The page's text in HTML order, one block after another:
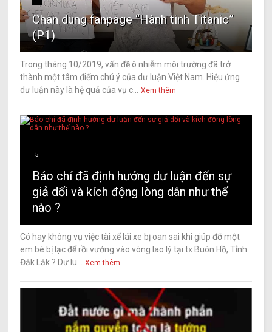
Chân dung fanpage “Hành tinh Titanic”
(P1)
Trong tháng 10/2019, vấn đề ô nhiễm môi trường đã trở
thành một tâm điểm chú ý của dư luận Việt Nam. Hiệu ứng
dư luận này là hệ quả của vụ c...
Xem thêm
5
Báo chí đã định hướng dư luận đến sự
giả dối và kích động lòng dân như thế
nào ?
Có hay không vụ việc tài xế lái xe bị oan sai khi giúp đỡ một
em bé bị lạc để rồi vướng vào vòng lao lý tại tx Buôn Hồ, Tỉnh
Đăk Lăk ? Dư lu...
Xem thêm